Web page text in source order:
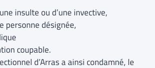
insulte ou d’une invective,
personne désignée,
coupable.
d’Arras a ainsi condamné, le